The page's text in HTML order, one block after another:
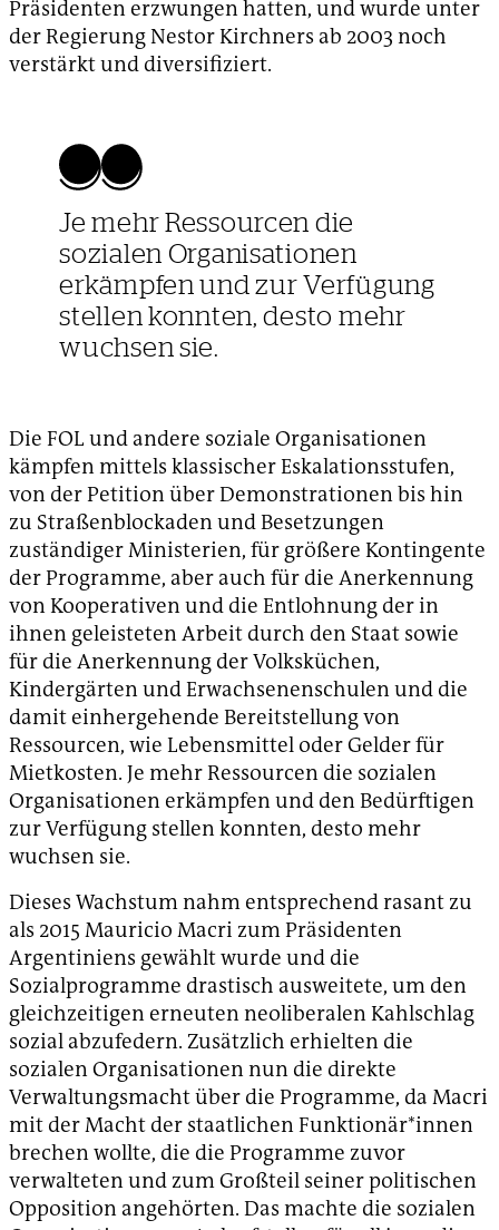
Präsidenten erzwungen hatten, und wurde unter
der Regierung Nestor Kirchners ab 2003 noch
verstärkt und diversifiziert.
Je mehr Ressourcen die
sozialen Organisationen
erkämpfen und zur Verfügung
stellen konnten, desto mehr
wuchsen sie.
Die FOL und andere soziale Organisationen
kämpfen mittels klassischer Eskalationsstufen,
von der Petition über Demonstrationen bis hin
zu Straßenblockaden und Besetzungen
zuständiger Ministerien, für größere Kontingente
der Programme, aber auch für die Anerkennung
von Kooperativen und die Entlohnung der in
ihnen geleisteten Arbeit durch den Staat sowie
für die Anerkennung der Volksküchen,
Kindergärten und Erwachsenenschulen und die
damit einhergehende Bereitstellung von
Ressourcen, wie Lebensmittel oder Gelder für
Mietkosten. Je mehr Ressourcen die sozialen
Organisationen erkämpfen und den Bedürftigen
zur Verfügung stellen konnten, desto mehr
wuchsen sie.
Dieses Wachstum nahm entsprechend rasant zu
als 2015 Mauricio Macri zum Präsidenten
Argentiniens gewählt wurde und die
Sozialprogramme drastisch ausweitete, um den
gleichzeitigen erneuten neoliberalen Kahlschlag
sozial abzufedern. Zusätzlich erhielten die
sozialen Organisationen nun die direkte
Verwaltungsmacht über die Programme, da Macri
mit der Macht der staatlichen Funktionär*innen
brechen wollte, die die Programme zuvor
verwalteten und zum Großteil seiner politischen
Opposition angehörten. Das machte die sozialen